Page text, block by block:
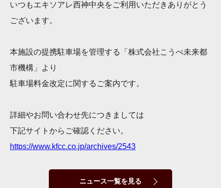
いつもエキソアレ西神中央をご利用いただきありがとう
ございます。
本施設の提携駐車場を管理する「株式会社こうべ未来都
市機構」より
駐車場料金改定に関するご案内です。
詳細やお問い合わせ先につきましては
下記サイトからご確認ください。
https://www.kfcc.co.jp/archives/2543
ニュース一覧を見る